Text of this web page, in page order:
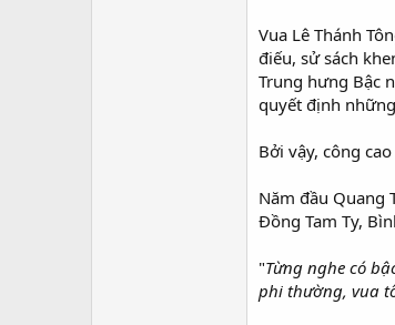
Vua Lê Thánh
điếu, sử sách
Trung hưng Bậc
quyết định
Bởi vậy, công
Năm đầu Quang
Đồng Tam Ty,
"Từng nghe có
phi thường, vua